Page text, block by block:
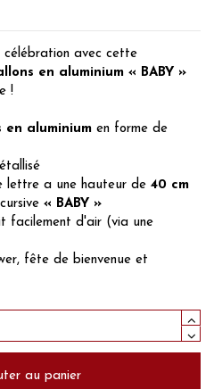
célébration avec cette
en aluminium « BABY »
!
en aluminium en forme de
lettre a une hauteur de 40 cm
« BABY »
facilement d'air (via une
fête de bienvenue et
au panier